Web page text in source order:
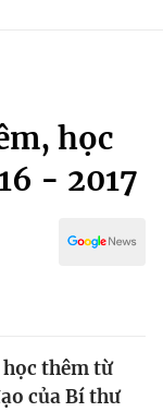
học
- 2017
thêm từ
của Bí thư